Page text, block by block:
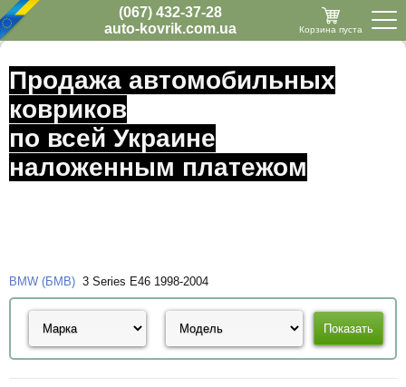
(067) 432-37-28
auto-kovrik.com.ua
Корзина пуста
Продажа автомобильных
ковриков
по всей Украине
наложенным платежом
BMW (БМВ) 3 Series Е46 1998-2004